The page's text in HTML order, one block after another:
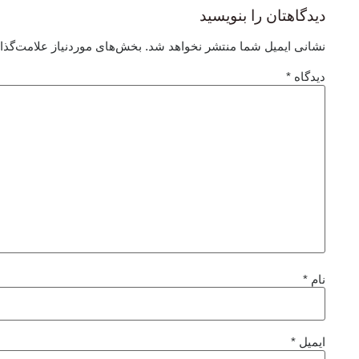
دیدگاهتان را بنویسید
نشانی ایمیل شما منتشر نخواهد شد. بخش‌های موردنیاز
دیدگاه *
نام *
ایمیل *